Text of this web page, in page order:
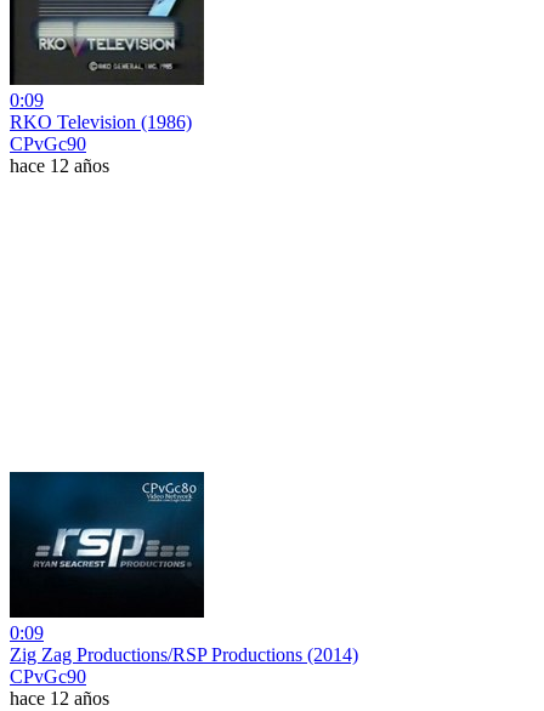
0:09
RKO Television (1986)
CPvGc90
hace 12 años
0:09
Zig Zag Productions/RSP Productions (2014)
CPvGc90
hace 12 años